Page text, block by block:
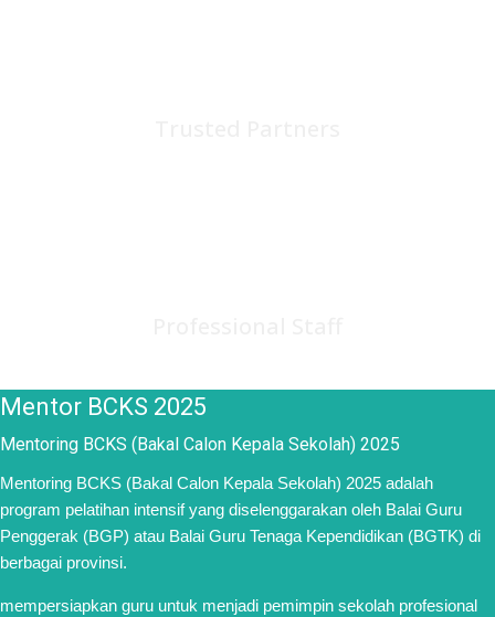
Mentor BCKS 2025
Mentoring BCKS (Bakal Calon Kepala Sekolah) 2025
Mentoring BCKS (Bakal Calon Kepala Sekolah) 2025 adalah
program pelatihan intensif yang diselenggarakan oleh Balai Guru
Penggerak (BGP) atau Balai Guru Tenaga Kependidikan (BGTK) di
berbagai provinsi.
mempersiapkan guru untuk menjadi pemimpin sekolah profesional